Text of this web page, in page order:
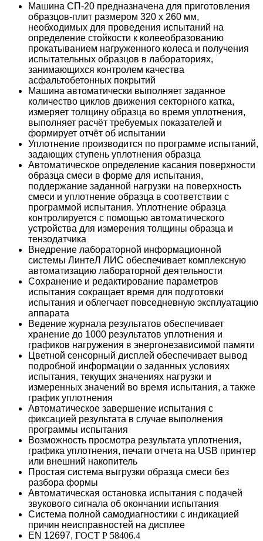
Машина СП-20 предназначена для приготовления
образцов-плит размером 320 х 260 мм,
необходимых для проведения испытаний на
определение стойкости к колееобразованию
прокатыванием нагруженного колеса и получения
испытательных образцов в лабораториях,
занимающихся контролем качества
асфальтобетонных покрытий
Машина автоматически выполняет заданное
количество циклов движения секторного катка,
измеряет толщину образца во время уплотнения,
выполняет расчёт требуемых показателей и
формирует отчёт об испытании
Уплотнение производится по программе испытаний,
задающих ступень уплотнения образца
Автоматическое определение касания поверхности
образца смеси в форме для испытания,
поддержание заданной нагрузки на поверхность
смеси и уплотнение образца в соответствии с
программой испытания. Уплотнение образца
контролируется с помощью автоматического
устройства для измерения толщины образца и
тензодатчика
Внедрение лабораторной информационной
системы ЛинтеЛ ЛИС обеспечивает комплексную
автоматизацию лабораторной деятельности
Сохранение и редактирование параметров
испытания сокращает время для подготовки
испытания и облегчает повседневную эксплуатацию
аппарата
Ведение журнала результатов обеспечивает
хранение до 1000 результатов уплотнения и
графиков нагружения в энергонезависимой памяти
Цветной сенсорный дисплей обеспечивает вывод
подробной информации о заданных условиях
испытания, текущих значениях нагрузки и
измеренных значений во время испытания, а также
график уплотнения
Автоматическое завершение испытания с
фиксацией результата в случае выполнения
программы испытания
Возможность просмотра результата уплотнения,
графика уплотнения, печати отчета на USB принтер
или внешний накопитель
Простая система выгрузки образца смеси без
разбора формы
Автоматическая остановка испытания с подачей
звукового сигнала об окончании испытания
Система полной самодиагностики с индикацией
причин неисправностей на дисплее
EN 12697, ГОСТ Р 58406.4